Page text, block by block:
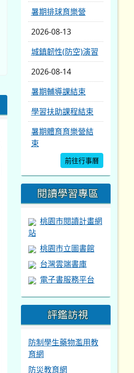
暑期排球育樂營
2026-08-13
城鎮韌性(防空)演習
2026-08-14
暑期輔導課結束
學習扶助課程結束
暑期體育育樂營結
束
前往行事曆
閱讀學習專區
桃園市閱讀計畫網
站
桃園市立圖書館
台灣雲端書庫
電子書服務平台
評鑑訪視
防制學生藥物濫用教
育網
防災教育網